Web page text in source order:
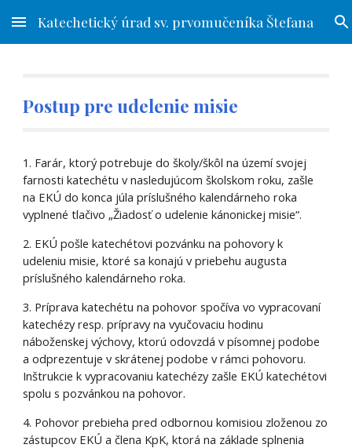
Skip to main content Skip to navigation
Katechetický úrad sv. prvomučeníka Štefana
Postuppre udelenie misie
1. Farár, ktorý potrebuje do školy/škôl na území svojej
farnosti katechétu v nasledujúcom školskom roku, zašle
na EKÚ do konca júla príslušného kalendárneho roka
vyplnené tlačivo „Žiadosť o udelenie kánonickej misie“.
2. EKÚ pošle katechétovi pozvánku na pohovory k
udeleniu misie, ktoré sa konajú v priebehu augusta
príslušného kalendárneho roka.
3. Príprava katechétu na pohovor spočíva vo vypracovaní
katechézy resp. prípravy na vyučovaciu hodinu
náboženskej výchovy, ktorú odovzdá v písomnej podobe
a odprezentuje v skrátenej podobe v rámci pohovoru.
Inštrukcie k vypracovaniu katechézy zašle EKÚ katechétovi
spolu s pozvánkou na pohovor.
4. Pohovor prebieha pred odbornou komisiou zloženou zo
zástupcov EKÚ a člena KpK, ktorá na základe splnenia